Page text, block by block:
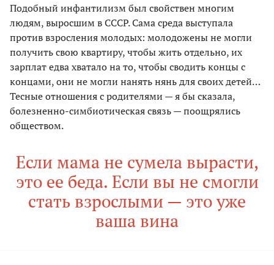
Подобный инфантилизм был свойствен многим
людям, выросшим в СССР. Сама среда выступала
против взросления молодых: молодожены не могли
получить свою квартиру, чтобы жить отдельно, их
зарплат едва хватало на то, чтобы сводить концы с
концами, они не могли нанять нянь для своих детей…
Тесные отношения с родителями — я бы сказала,
болезненно-симбиотическая связь — поощрялись
обществом.
Если мама не сумела вырасти,
это ее беда. Если вы не смогли
стать взрослыми — это уже
ваша вина